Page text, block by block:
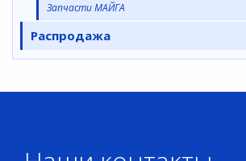
Запчасти МАЙГА
Распродажа